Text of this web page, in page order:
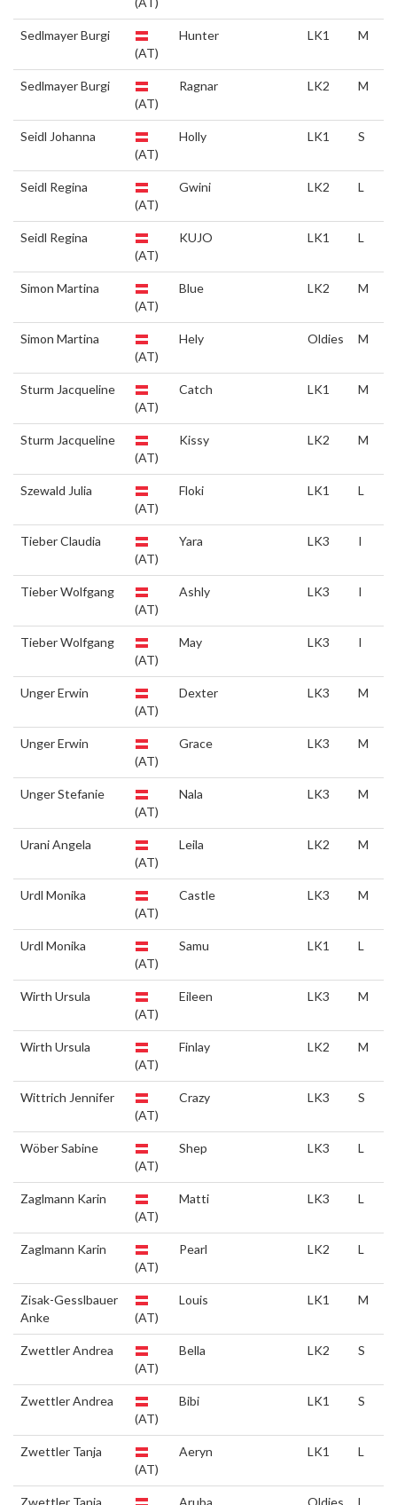
Sedlmayer Burgi
(AT)
Hunter LK1 M
Sedlmayer Burgi
(AT)
Ragnar LK2 M
Seidl Johanna
(AT)
Holly LK1 S
Seidl Regina
(AT)
Gwini LK2 L
Seidl Regina
(AT)
KUJO LK1 L
Simon Martina
(AT)
Blue LK2 M
Simon Martina
(AT)
Hely Oldies M
Sturm Jacqueline
(AT)
Catch LK1 M
Sturm Jacqueline
(AT)
Kissy LK2 M
Szewald Julia
(AT)
Floki LK1 L
Tieber Claudia
(AT)
Yara LK3 I
Tieber Wolfgang
(AT)
Ashly LK3 I
Tieber Wolfgang
(AT)
May LK3 I
Unger Erwin
(AT)
Dexter LK3 M
Unger Erwin
(AT)
Grace LK3 M
Unger Stefanie
(AT)
Nala LK3 M
Urani Angela
(AT)
Leila LK2 M
Urdl Monika
(AT)
Castle LK3 M
Urdl Monika
(AT)
Samu LK1 L
Wirth Ursula
(AT)
Eileen LK3 M
Wirth Ursula
(AT)
Finlay LK2 M
Wittrich Jennifer
(AT)
Crazy LK3 S
Wöber Sabine
(AT)
Shep LK3 L
Zaglmann Karin
(AT)
Matti LK3 L
Zaglmann Karin
(AT)
Pearl LK2 L
Zisak-Gesslbauer
Anke
(AT)
Louis LK1 M
Zwettler Andrea
(AT)
Bella LK2 S
Zwettler Andrea
(AT)
Bibi LK1 S
Zwettler Tanja
(AT)
Aeryn LK1 L
Zwettler Tanja Aruba Oldies L